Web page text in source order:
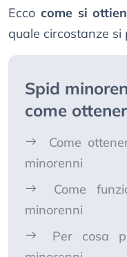
Ecco come si
quale circostanze si
Spid
come
Come
minorenni
Come
minorenni
Per cosa